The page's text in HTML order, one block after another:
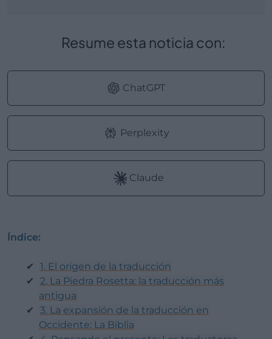
Resume esta noticia con:
ChatGPT
Perplexity
Claude
Índice:
1. El origen de la traducción
2. La Piedra Rosetta: la traducción más
antigua
3. La expansión de la traducción en
Occidente: La Biblia